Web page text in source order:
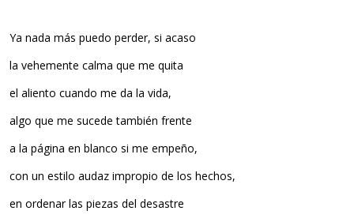
Ya nada más puedo perder, si acaso
la vehemente calma que me quita
el aliento cuando me da la vida,
algo que me sucede también frente
a la página en blanco si me empeño,
con un estilo audaz impropio de los hechos,
en ordenar las piezas del desastre